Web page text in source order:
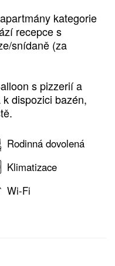
kategorie
recepce s
snídaně (za
s pizzerií a
dispozici bazén,
Rodinná dovolená
Klimatizace
Wi-Fi